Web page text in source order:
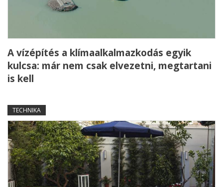
A vízépítés a klímaalkalmazkodás egyik
kulcsa: már nem csak elvezetni, megtartani
is kell
TECHNIKA